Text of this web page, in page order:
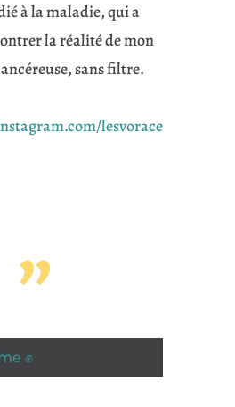
à la maladie, qui a
la réalité de mon
sans filtre.
lesvorace
”
✊